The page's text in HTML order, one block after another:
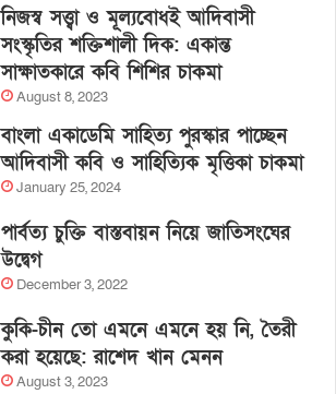
নিজস্ব সত্ত্বা ও মূল্যবোধই আদিবাসী
সংস্কৃতির শক্তিশালী দিক: একান্ত
সাক্ষাতকারে কবি শিশির চাকমা
August 8, 2023
বাংলা একাডেমি সাহিত্য পুরস্কার পাচ্ছেন
আদিবাসী কবি ও সাহিত্যিক মৃত্তিকা চাকমা
January 25, 2024
পার্বত্য চুক্তি বাস্তবায়ন নিয়ে জাতিসংঘের
উদ্বেগ
December 3, 2022
কুকি-চীন তো এমনে এমনে হয় নি, তৈরী
করা হয়েছে: রাশেদ খান মেনন
August 3, 2023